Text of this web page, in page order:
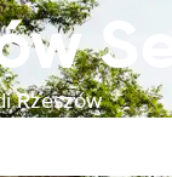
Rzeszów